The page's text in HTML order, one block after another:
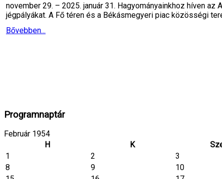
november 29. – 2025. január 31. Hagyományainkhoz híven
jégpályákat. A Fő téren és a Békásmegyeri piac közösségi
Bővebben...
Programnaptár
Február 1954
H
K
1
2
3
8
9
10